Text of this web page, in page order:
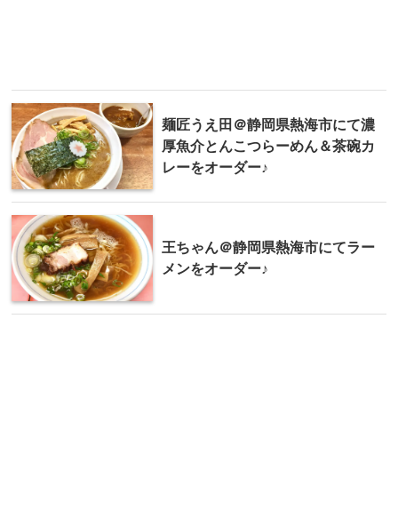
麺匠うえ田＠静岡県熱海市にて濃
厚魚介とんこつらーめん＆茶碗カ
レーをオーダー♪
王ちゃん＠静岡県熱海市にてラー
メンをオーダー♪